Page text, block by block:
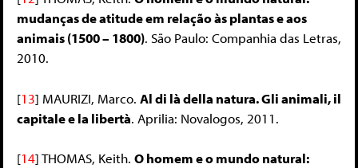
mudanças de atitude em relação às plantas e aos
animais (1500 – 1800). São Paulo: Companhia das Letras,
2010.
[13] MAURIZI, Marco. Al di là della natura. Gli animali, il
capitale e la libertà. Aprilia: Novalogos, 2011.
[14]THOMAS, Keith. O homem e o mundo natural: